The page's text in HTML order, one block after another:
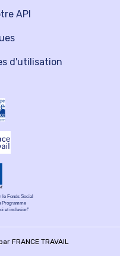
API
d'utilisation
le Fonds Social
Programme
et inclusion"
FRANCE TRAVAIL